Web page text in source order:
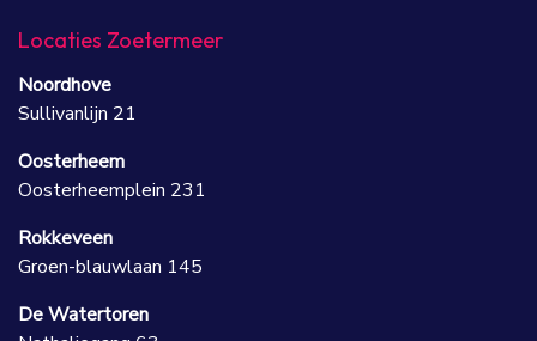
Locaties Zoetermeer
Noordhove
Sullivanlijn 21
Oosterheem
Oosterheemplein 231
Rokkeveen
Groen-blauwlaan 145
De Watertoren